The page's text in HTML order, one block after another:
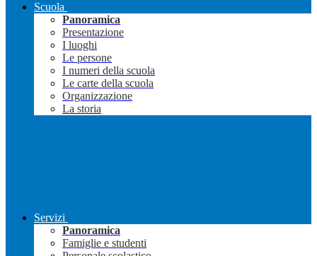
Scuola
Panoramica
Presentazione
I luoghi
Le persone
I numeri della scuola
Le carte della scuola
Organizzazione
La storia
Servizi
Panoramica
Famiglie e studenti